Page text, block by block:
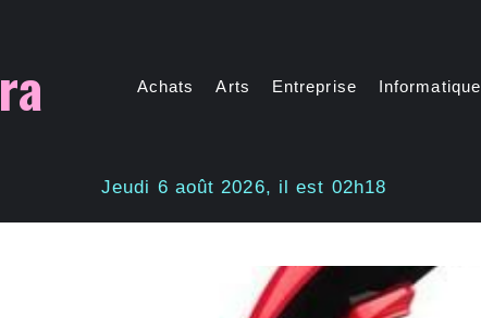
Achats Arts Entreprise Informatique
Jeudi 6 août 2026, il est 02h18